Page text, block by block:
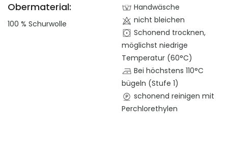
Obermaterial:
100 % Schurwolle
Handwäsche
nicht bleichen
Schonend trocknen,
möglichst niedrige
Temperatur (60°C)
Bei höchstens 110°C
bügeln (Stufe 1)
schonend reinigen mit
Perchlorethylen